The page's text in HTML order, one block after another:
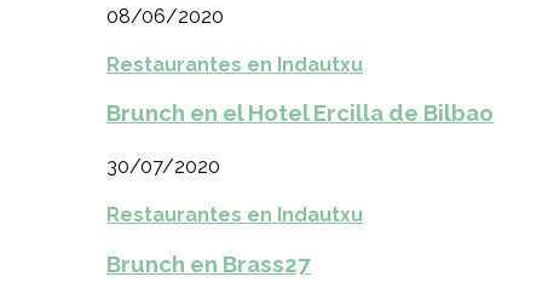
08/06/2020
Restaurantes en Indautxu
Brunch en el Hotel Ercilla de Bilbao
30/07/2020
Restaurantes en Indautxu
Brunch en Brass27